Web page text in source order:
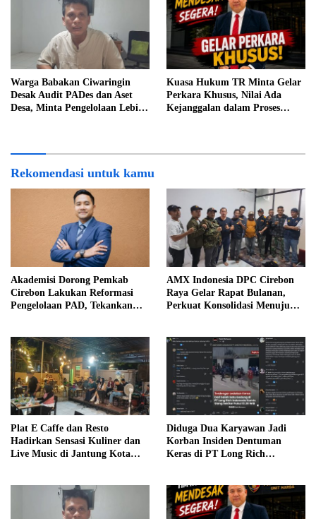
Warga Babakan Ciwaringin
Desak Audit PADes dan Aset
Desa, Minta Pengelolaan Lebih
Kuasa Hukum TR Minta Gelar
Perkara Khusus, Nilai Ada
Kejanggalan dalam Proses
Rekomendasi untuk kamu
Akademisi Dorong Pemkab
Cirebon Lakukan Reformasi
Pengelolaan PAD, Tekankan
AMX Indonesia DPC Cirebon
Raya Gelar Rapat Bulanan,
Perkuat Konsolidasi Menuju
Plat E Caffe dan Resto
Hadirkan Sensasi Kuliner dan
Live Music di Jantung Kota
Diduga Dua Karyawan Jadi
Korban Insiden Dentuman
Keras di PT Long Rich